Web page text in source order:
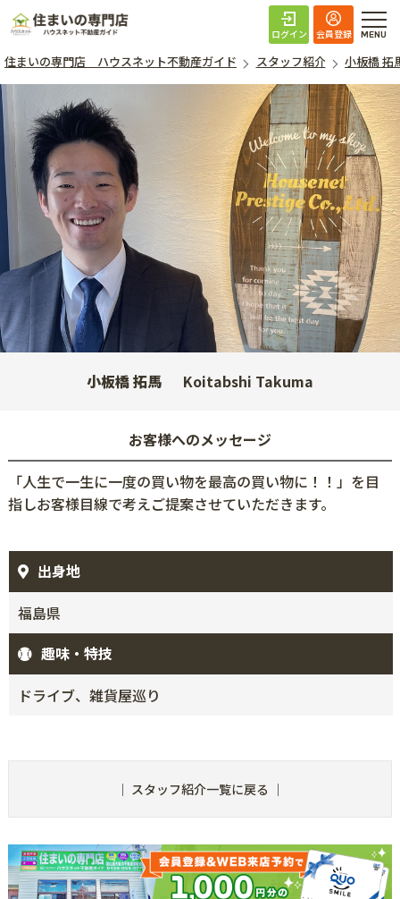
住まいの専門店 ハ
ログイン 会員登録
住まいの専門店 ハウスネット不動産ガイド スタッフ紹介 小板橋 拓
小板橋 拓馬 Koitabshi Takuma
お客様へのメッセージ
「人生で一生に一度の買い物を最高の買い物に！！」を目
指しお客様目線で考えご提案させていただきます。
出身地
福島県
趣味・特技
ドライブ、雑貨屋巡り
｜ スタッフ紹介一覧に戻る ｜